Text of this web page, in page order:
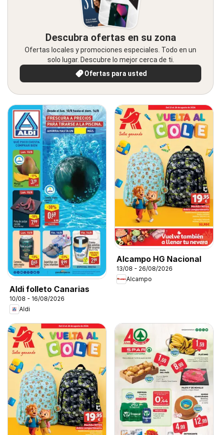
Descubra ofertas en su zona
Ofertas locales y promociones especiales. Todo en un
solo lugar. Descubre lo mejor cerca de ti.
Ofertas para usted
Aldi folleto Canarias
10/08 - 16/08/2026
Aldi
Alcampo HG Nacional
13/08 - 26/08/2026
Alcampo